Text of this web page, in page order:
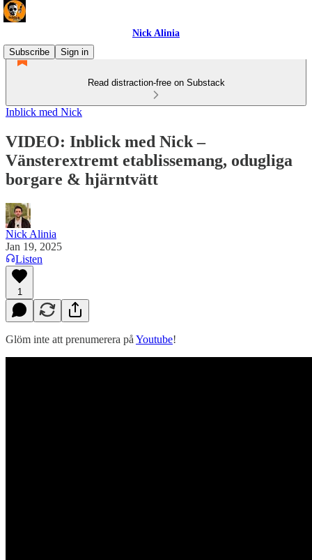
Nick Alinia
Subscribe
Sign in
Read distraction-free on Substack
Inblick med Nick
VIDEO: Inblick med Nick –
Vänsterextremt etablissemang, odugliga
borgare & hjärntvätt
Nick Alinia
Jan 19, 2025
Listen
1
Glöm inte att prenumerera på Youtube!